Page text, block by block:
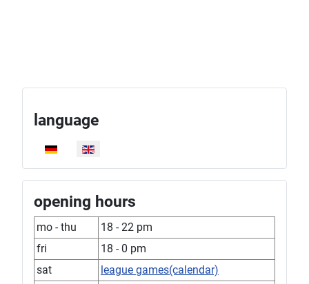
Select your language
language
opening hours
mo - thu
18 - 22 pm
fri
18 - 0 pm
sat
league games(calendar)